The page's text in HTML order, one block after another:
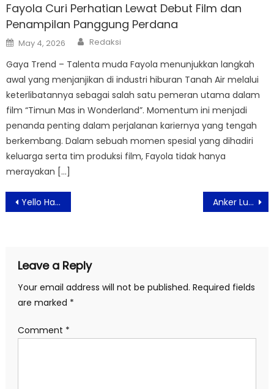
Fayola Curi Perhatian Lewat Debut Film dan
Penampilan Panggung Perdana
Posted
on
May 4, 2026 Author
Redaksi
Gaya Trend – Talenta muda Fayola menunjukkan langkah
awal yang menjanjikan di industri hiburan Tanah Air melalui
keterlibatannya sebagai salah satu pemeran utama dalam
film “Timun Mas in Wonderland”. Momentum ini menjadi
penanda penting dalam perjalanan kariernya yang tengah
berkembang. Dalam sebuah momen spesial yang dihadiri
keluarga serta tim produksi film, Fayola tidak hanya
merayakan […]
Post
navigation
Yello Harmoni Jakarta Raih Penghargaan Jakarta Leading 3-Star Hotel 2025 di Jakarta Tourism Awards Anker Luncurkan USB-C Car Charger 75W Ultra-Compact dengan Kabel Tarik-Ulang: Solusi Pengisian Cepat dan Rapi untuk Pengguna Modern
Leave a Reply
Your email address will not be published. Required fields
are marked *
Comment *